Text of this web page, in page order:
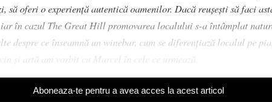
să oferi o experiență autentică oamenilor. Dacă reușești să faci
iar în cazul The Great Hill promovarea localului s-a întâmplat
despre ce înseamnă un winebar, cum se diferențiază localul pe
și artă am vorbit cu Marcel în cele ce urmează.
Aboneaza-te pentru a avea acces la acest articol